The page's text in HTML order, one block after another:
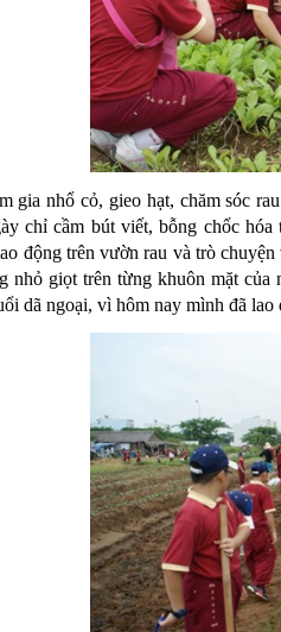
gia nhổ cỏ, gieo hạt, chăm sóc
chỉ cầm bút viết, bỗng chốc
động trên vườn rau và trò
nhỏ giọt trên từng khuôn mặt
dã ngoại, vì hôm nay mình đã